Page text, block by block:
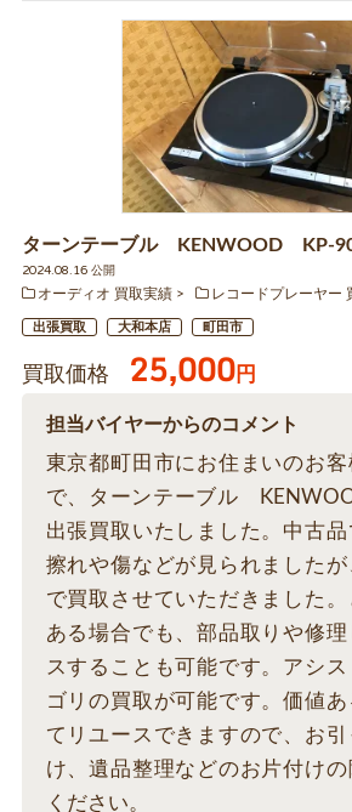
ターンテーブル KENWOOD KP-
2024.08.16 公開
オーディオ 買取実績
レコードプレーヤー
出張買取 大和本店 町田市
買取価格 25,000円
担当バイヤーからのコメント
東京都町田市にお住まいのお
で、ターンテーブル
出張買取いたしました。中古
擦れや傷などが見られました
で買取させていただきました
ある場合でも、部品取りや修
スすることも可能です。アシ
ゴリの買取が可能です。価値
てリユースできますので、お
け、遺品整理などのお片付け
ください。